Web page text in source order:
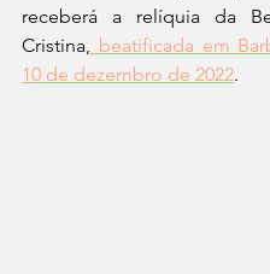
receberá a relíquia da
Cristina, beatificada em
10 de dezembro de 2022.